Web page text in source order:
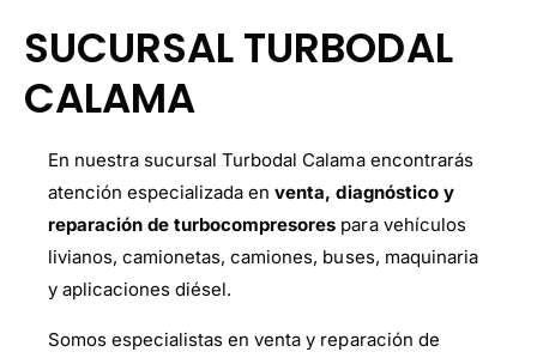
r
n
SUCURSAL TURBODAL
CALAMA
En nuestra sucursal Turbodal Calama encontrarás
atención especializada enventa, diagnóstico y
reparación de turbocompresores para vehículos
livianos, camionetas, camiones, buses, maquinaria
y aplicaciones diésel.
Somos especialistas en venta y reparación de